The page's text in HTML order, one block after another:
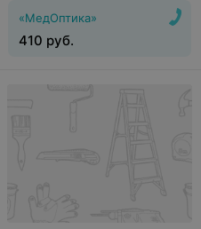
«МедОптика»
410 руб.